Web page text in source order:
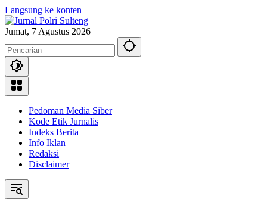
Langsung ke konten
Jumat, 7 Agustus 2026
Pedoman Media Siber
Kode Etik Jurnalis
Indeks Berita
Info Iklan
Redaksi
Disclaimer